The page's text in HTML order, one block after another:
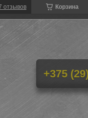
Корзина
отзывов
+375